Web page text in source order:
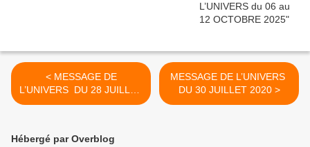
< MESSAGE DE
L’UNIVERS DU 28 JUILLET
2020
MESSAGE DE L’UNIVERS
DU 30 JUILLET 2020 >
Hébergé par Overblog